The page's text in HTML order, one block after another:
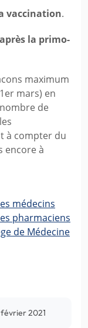
vaccination.
la primo-
maximum
mars) en
de
à compter du
encore à
médecins
pharmaciens
de Médecine
février 2021